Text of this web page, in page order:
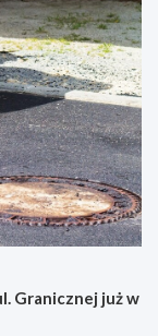
Granicznej już w